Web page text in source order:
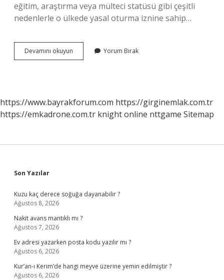
eğitim, araştırma veya mülteci statüsü gibi çeşitli
nedenlerle o ülkede yasal oturma iznine sahip…
Devamını okuyun
Davet
Yorum Bırak
https://www.bayrakforum.com https://girginemlak.com.tr
https://emkadrone.com.tr knight online nttgame Sitemap
Sidebar
Son Yazılar
Kuzu kaç derece soğuğa dayanabilir ?
Ağustos 8, 2026
Nakit avans mantıklı mı ?
Ağustos 7, 2026
Ev adresi yazarken posta kodu yazılır mı ?
Ağustos 6, 2026
Kur’an-ı Kerim’de hangi meyve üzerine yemin edilmiştir ?
Ağustos 6, 2026